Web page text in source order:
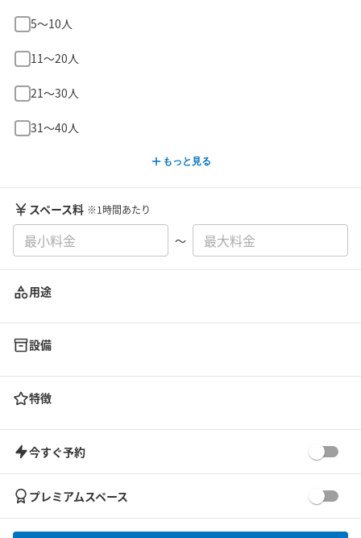
5〜10人
11〜20人
21〜30人
31〜40人
もっと見る
スペース料 ※1時間あたり
〜
用途
設備
特徴
今すぐ予約
プレミアムスペース